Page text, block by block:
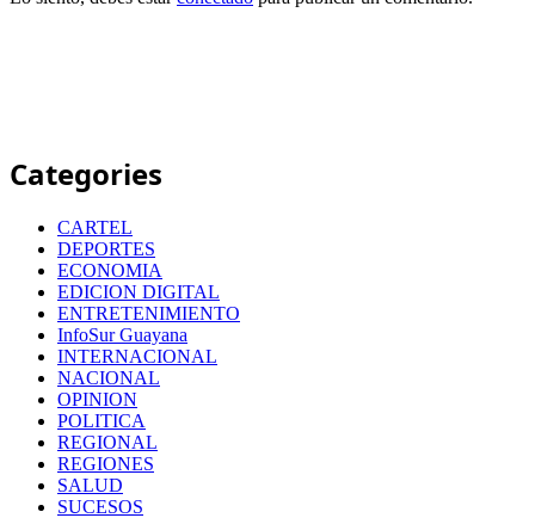
Categories
CARTEL
DEPORTES
ECONOMIA
EDICION DIGITAL
ENTRETENIMIENTO
InfoSur Guayana
INTERNACIONAL
NACIONAL
OPINION
POLITICA
REGIONAL
REGIONES
SALUD
SUCESOS